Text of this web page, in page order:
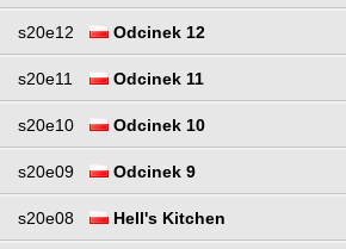
s20e12 Odcinek 12
s20e11 Odcinek 11
s20e10 Odcinek 10
s20e09 Odcinek 9
s20e08 Hell's Kitchen